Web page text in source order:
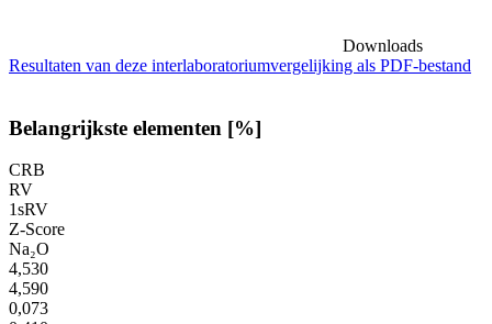
Downloads
Resultaten van deze interlaboratoriumvergelijking als PDF-bestand
Belangrijkste elementen [%]
CRB
RV
1sRV
Z-Score
Na₂O
4,530
4,590
0,073